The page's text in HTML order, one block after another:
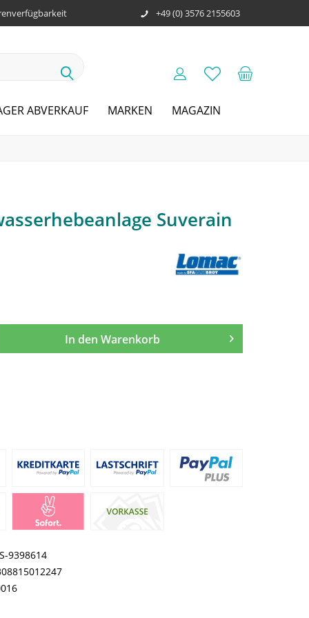
+49 (0) 3576 2155603
ABVERKAUF MARKEN MAGAZIN
Suverain
In den Warenkorb
9398614